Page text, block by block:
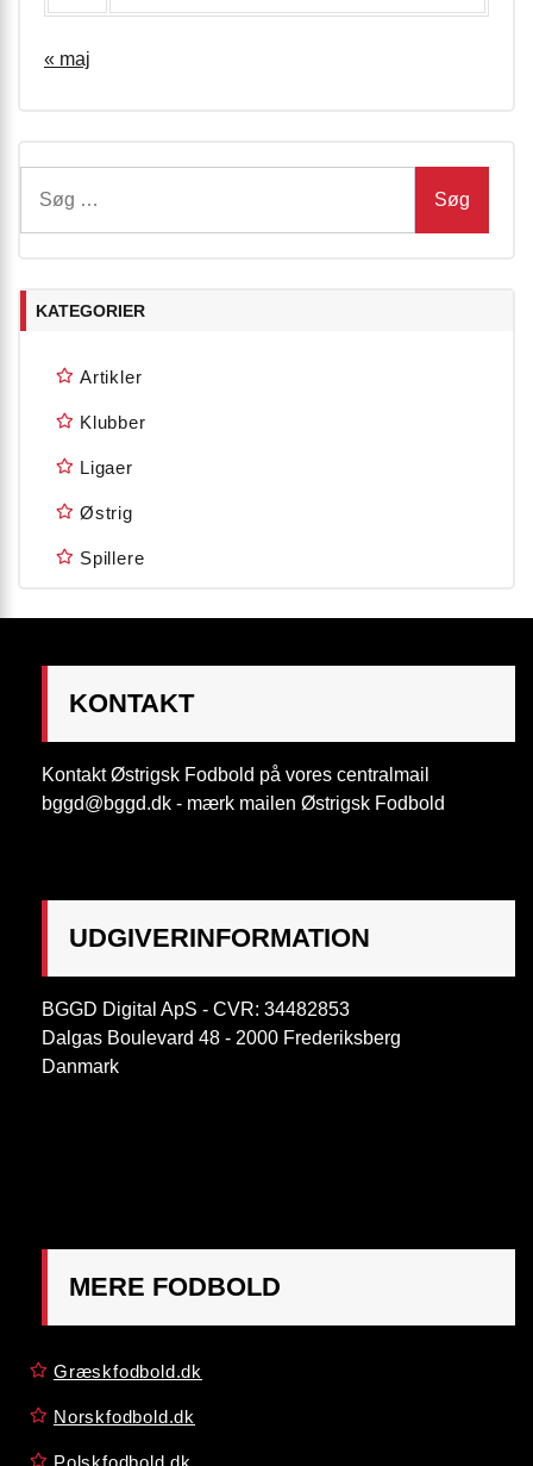
« maj
efter:
KATEGORIER
Artikler
Klubber
Ligaer
Østrig
Spillere
KONTAKT
Kontakt Østrigsk Fodbold på vores centralmail
bggd@bggd.dk - mærk mailen Østrigsk Fodbold
UDGIVERINFORMATION
BGGD Digital ApS - CVR: 34482853
Dalgas Boulevard 48 - 2000 Frederiksberg
Danmark
MERE FODBOLD
Græskfodbold.dk
Norskfodbold.dk
Polskfodbold.dk